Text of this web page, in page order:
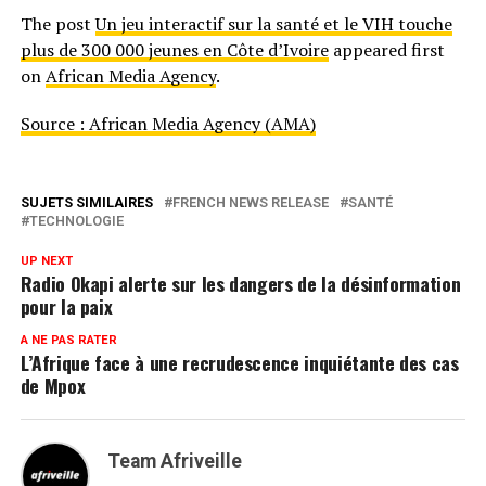
The postUn jeu interactif sur la santé et le VIH touche
plus de 300 000 jeunes en Côte d’Ivoireappeared first
onAfrican Media Agency.
Source : African Media Agency (AMA)
SUJETS SIMILAIRES FRENCH NEWS RELEASE
SANTÉ
TECHNOLOGIE
UP NEXT
Radio Okapi alerte sur les dangers de la désinformation
pour la paix
A NE PAS RATER
L’Afrique face à une recrudescence inquiétante des cas
de Mpox
Team Afriveille